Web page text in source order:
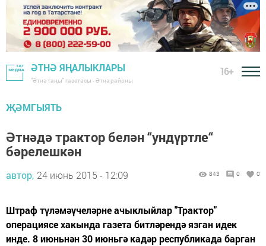
ӘТНӘ ЯҢАЛЫКЛАРЫ
"Әтнә таңы" газетасы - Әтнә районы
16+
ҖӘМГЫЯТЬ
Әтнәдә трактор белән “ундүртле“
бәрелешкән
автор, 24 июнь 2015 - 12:09 843 0 0
Штраф түләмәүчеләрне ачыклыйлар "Трактор"
операциясе хакында газета битләрендә язган идек
инде. 8 июньнән 30 июньгә кадәр республикада барган